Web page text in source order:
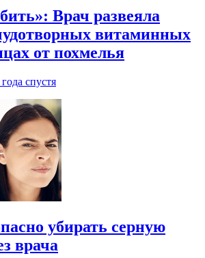
Врач развеяла
витаминных
от похмелья
года спустя
убирать серную
врача